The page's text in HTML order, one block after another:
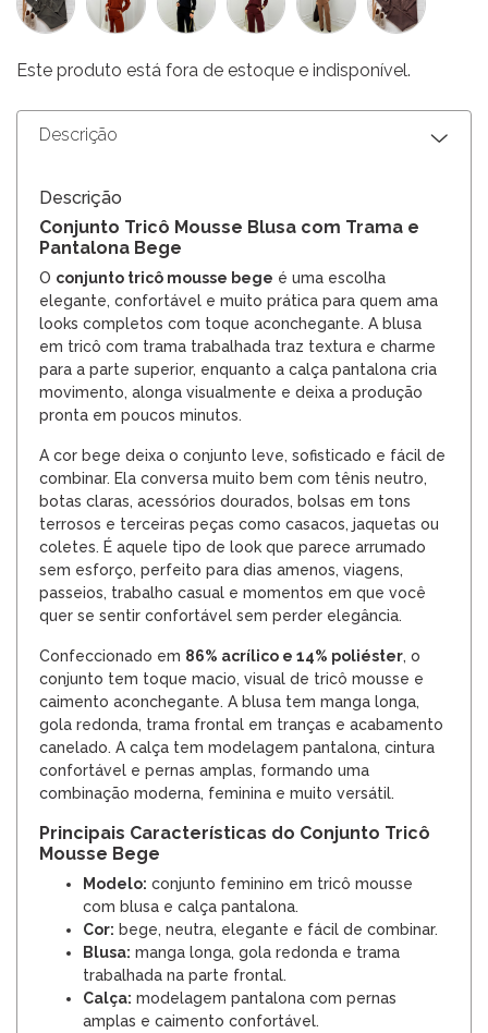
Este produto está fora de estoque e indisponível.
Descrição
Descrição
Conjunto Tricô Mousse Blusa com Trama e
Pantalona Bege
O conjunto tricô mousse bege é uma escolha
elegante, confortável e muito prática para quem ama
looks completos com toque aconchegante. A blusa
em tricô com trama trabalhada traz textura e charme
para a parte superior, enquanto a calça pantalona cria
movimento, alonga visualmente e deixa a produção
pronta em poucos minutos.
A cor bege deixa o conjunto leve, sofisticado e fácil de
combinar. Ela conversa muito bem com tênis neutro,
botas claras, acessórios dourados, bolsas em tons
terrosos e terceiras peças como casacos, jaquetas ou
coletes. É aquele tipo de look que parece arrumado
sem esforço, perfeito para dias amenos, viagens,
passeios, trabalho casual e momentos em que você
quer se sentir confortável sem perder elegância.
Confeccionado em 86% acrílico e 14% poliéster, o
conjunto tem toque macio, visual de tricô mousse e
caimento aconchegante. A blusa tem manga longa,
gola redonda, trama frontal em tranças e acabamento
canelado. A calça tem modelagem pantalona, cintura
confortável e pernas amplas, formando uma
combinação moderna, feminina e muito versátil.
Principais Características do Conjunto Tricô
Mousse Bege
Modelo: conjunto feminino em tricô mousse
com blusa e calça pantalona.
Cor: bege, neutra, elegante e fácil de combinar.
Blusa: manga longa, gola redonda e trama
trabalhada na parte frontal.
Calça: modelagem pantalona com pernas
amplas e caimento confortável.